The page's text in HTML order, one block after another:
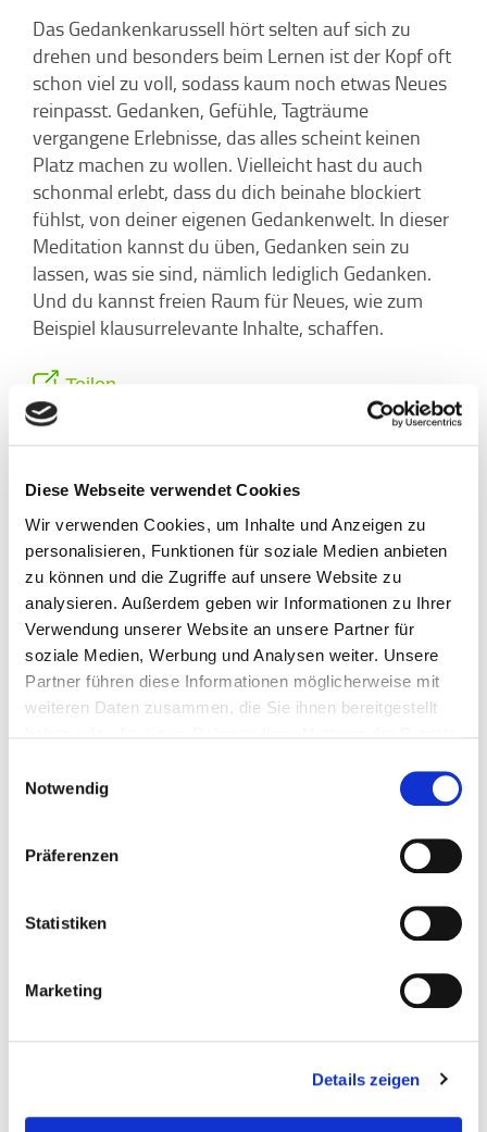
Diese Webseite verwendet Cookies
Wir verwenden Cookies, um Inhalte und Anzeigen zu
personalisieren, Funktionen für soziale Medien anbieten
zu können und die Zugriffe auf unsere Website zu
analysieren. Außerdem geben wir Informationen zu Ihrer
Verwendung unserer Website an unsere Partner für
soziale Medien, Werbung und Analysen weiter. Unsere
Partner führen diese Informationen möglicherweise mit
weiteren Daten zusammen, die Sie ihnen bereitgestellt
Notwendig
Präferenzen
Statistiken
Marketing
Details zeigen
Das Gedankenkarussell hört selten auf sich zu
drehen und besonders beim Lernen ist der Kopf oft
schon viel zu voll, sodass kaum noch etwas Neues
reinpasst. Gedanken, Gefühle, Tagträume
vergangene Erlebnisse, das alles scheint keinen
Platz machen zu wollen. Vielleicht hast du auch
schonmal erlebt, dass du dich beinahe blockiert
fühlst, von deiner eigenen Gedankenwelt. In dieser
Meditation kannst du üben, Gedanken sein zu
lassen, was sie sind, nämlich lediglich Gedanken.
Und du kannst freien Raum für Neues, wie zum
Beispiel klausurrelevante Inhalte, schaffen.
Teilen
7Mind
7Mind bringt mit Meditation und Achtsamkeit
mehr Gelassenheit in deinen Alltag. So stärkst du